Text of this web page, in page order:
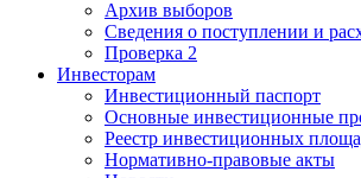
Архив выборов
Сведения о поступлении и
Проверка 2
Инвесторам
Инвестиционный паспорт
Основные инвестиционные
Реестр инвестиционных
Нормативно-правовые акты